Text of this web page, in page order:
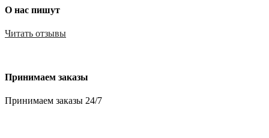
О нас пишут
Читать отзывы
Принимаем заказы
Принимаем заказы 24/7